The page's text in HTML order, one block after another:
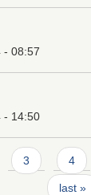
- 08:57
- 14:50
3 4
last »